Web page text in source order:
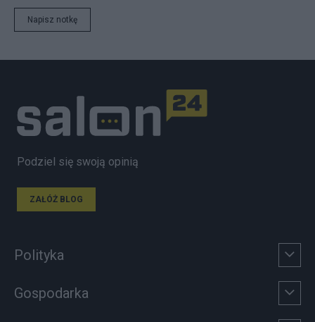
Napisz notkę
Podziel się swoją opinią
ZAŁÓŻ BLOG
Polityka
Gospodarka